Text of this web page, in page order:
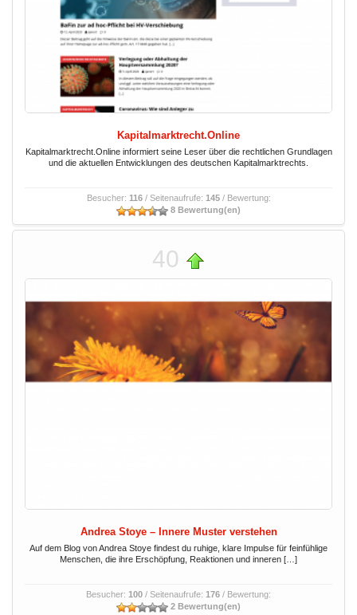
Kapitalmarktrecht.Online
Kapitalmarktrecht.Online informiert seine Leser über die rechtlichen Grundlagen
und die aktuellen Entwicklungen des deutschen Kapitalmarktrechts.
Besucher: 116/ Seitenaufrufe: 145/ Bewertung:
8 Bewertung(en)
40
Andrea Stoye – Innere Muster verstehen
Auf dem Blog von Andrea Stoye findest du ruhige, klare Impulse für feinfühlige
Menschen, die ihre Erschöpfung, Reaktionen und inneren […]
Besucher: 100 / Seitenaufrufe: 176 / Bewertung:
2 Bewertung(en)